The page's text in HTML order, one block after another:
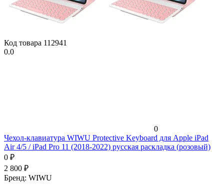
Код товара 112941
0.0
0
Чехол-клавиатура WIWU Protective Keyboard для Apple iPad
Air 4/5 / iPad Pro 11 (2018-2022) русская раскладка (розовый)
0 ₽
2 800 ₽
Бренд: WIWU